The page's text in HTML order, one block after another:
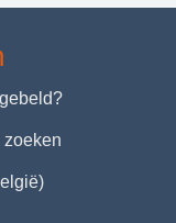
zoeken